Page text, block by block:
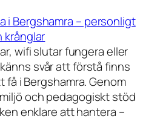
i Bergshamra – personligt
krånglar
wifi slutar fungera eller
svår att förstå finns
få i Bergshamra. Genom
och pedagogiskt stöd
enklare att hantera –